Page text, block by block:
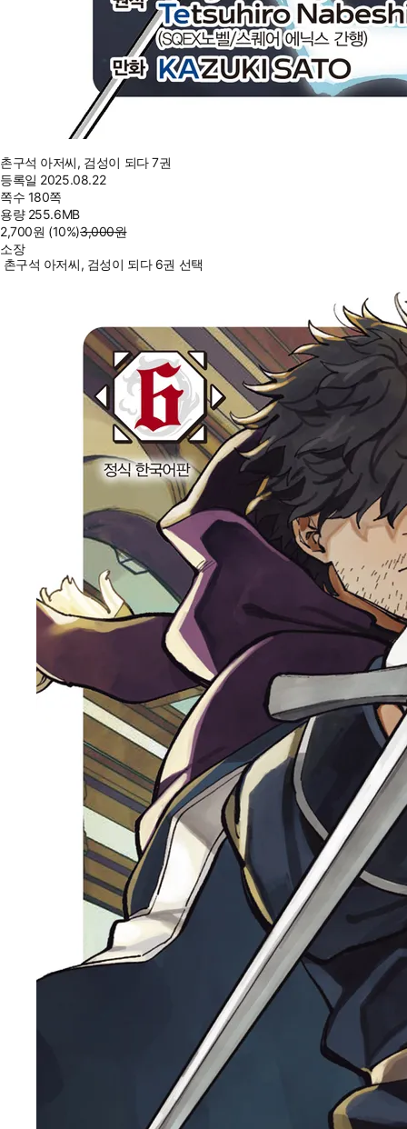
촌구석 아저씨, 검성이 되다 7권
등록일 2025.08.22
쪽수 180쪽
용량 255.6MB
2,700원 (10%)3,000원
소장
촌구석 아저씨, 검성이 되다 6권 선택